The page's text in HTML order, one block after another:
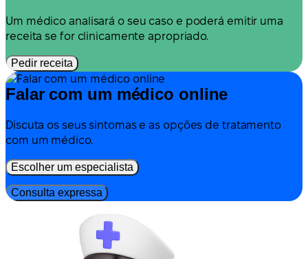
Um médico analisará o seu caso e poderá emitir uma
receita se for clinicamente apropriado.
Pedir receita
Falar com um médico online
Discuta os seus sintomas e as opções de tratamento
com um médico.
Escolher um especialista
Consulta expressa